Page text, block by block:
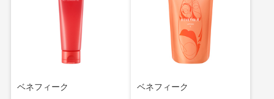
ベネフィーク ベネフィーク